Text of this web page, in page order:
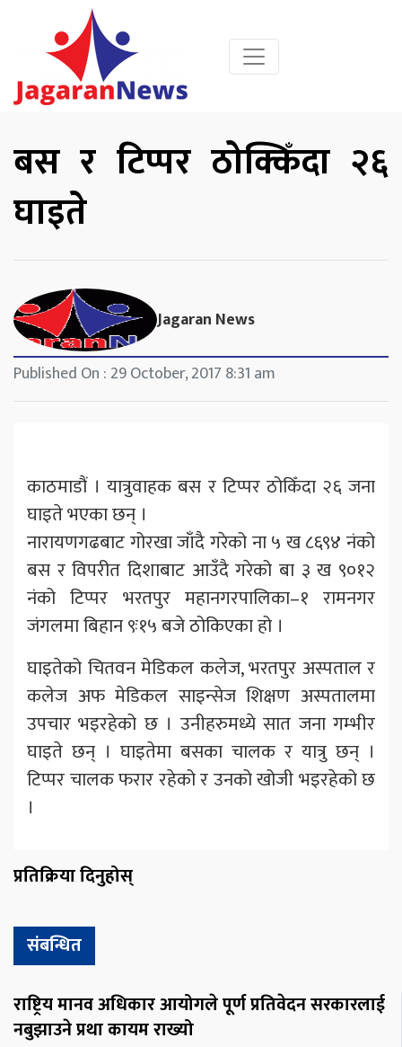
बस र टिप्पर ठोक्किँदा २६
घाइते
Jagaran News
Published On : 29 October, 2017 8:31 am
काठमाडौं । यात्रुवाहक बस र टिप्पर ठोकिँदा २६ जना
घाइते भएका छन् ।
नारायणगढबाट गोरखा जाँदै गरेको ना ५ ख ८६९४ नंको
बस र विपरीत दिशाबाट आउँदै गरेको बा ३ ख ९०१२
नंको टिप्पर भरतपुर महानगरपालिका–१ रामनगर
जंगलमा बिहान ९ः१५ बजे ठोकिएका हो ।
घाइतेको चितवन मेडिकल कलेज, भरतपुर अस्पताल र
कलेज अफ मेडिकल साइन्सेज शिक्षण अस्पतालमा
उपचार भइरहेको छ । उनीहरुमध्ये सात जना गम्भीर
घाइते छन् । घाइतेमा बसका चालक र यात्रु छन् ।
टिप्पर चालक फरार रहेको र उनको खोजी भइरहेको छ
।
प्रतिक्रिया दिनुहोस्
संबन्धित
राष्ट्रिय मानव अधिकार आयोगले पूर्ण प्रतिवेदन सरकारलाई
नबुझाउने प्रथा कायम राख्यो